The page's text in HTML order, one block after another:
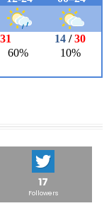
17
Followers